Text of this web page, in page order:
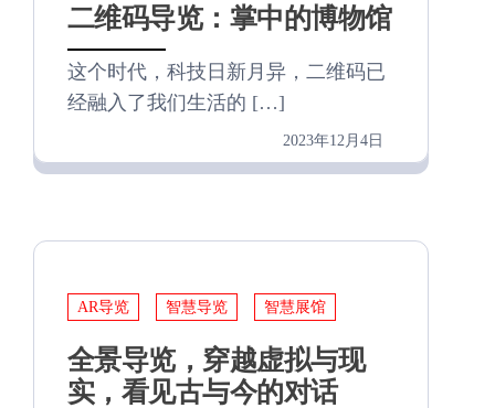
二维码导览：掌中的博物馆
这个时代，科技日新月异，二维码已
经融入了我们生活的 […]
2023年12月4日
AR导览 智慧导览 智慧展馆
全景导览，穿越虚拟与现
实，看见古与今的对话